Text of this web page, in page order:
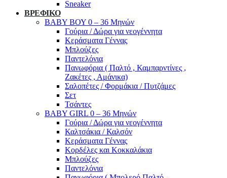
Sneaker
ΒΡΕΦΙΚΟ
ΒΑΒΥ ΒΟΥ 0 – 36 Μηνών
Γούρια / Δώρα για νεογέννητα
Κεράσματα Γέννας
Μπλούζες
Παντελόνια
Πανωφόρια ( Παλτό , Καμπαρντίνες ,
Ζακέτες , Αμάνικα)
Σαλοπέτες / Φορμάκια / Πυτζάμες
Σετ
Τσάντες
BABY GIRL 0 – 36 Μηνών
Γούρια / Δώρα για νεογέννητα
Καλτσάκια / Καλσόν
Κεράσματα Γέννας
Κορδέλες και Κοκκαλάκια
Μπλούζες
Παντελόνια